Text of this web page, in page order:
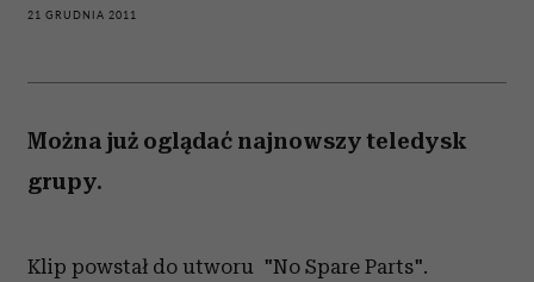
21 GRUDNIA 2011
Można już oglądać najnowszy teledysk
grupy.
Klip powstał do utworu "No Spare Parts".